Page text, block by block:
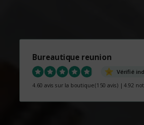
Bureautique reunion
Vérifié
4.60 avis sur la boutique(150 avis) |4.92